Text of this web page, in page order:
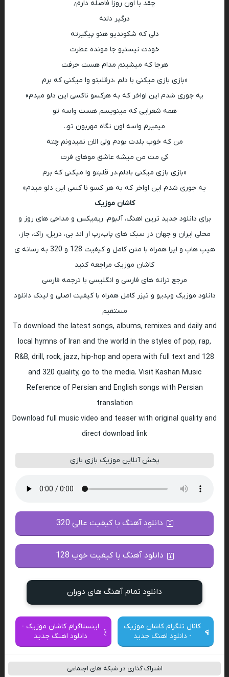
چقد با اون روزا فاصله دارم٫
درگیر دلته
دلی که شکوندیو هنو پیگیرته
خودت نیستیو جا مونده عطرت
هرجا که میشینم مدام هست حرفت
«بازی بازی میکنی با دلم ،درقلبتو وا میکنی که برم
یه جوری شدم این اواخر که به هرکسو ناکسی این دلو میدم»
همه شعرایی که مینویسم هست واسه تو
میمیرم واسه اون نگاه مهربون تو..
من که خوب بلدت بودم ولی الان نمیدونم چته
کی مث من میشه عاشق موهای فرت
«بازی بازی میکنی بادلم،در قلبتو وا میکنی که برم
یه جوری شدم این اواخر که به هر کسو نا کسی این دلو میدم»
کاشان موزیک
برای دانلود جدید ترین اهنگ، آلبوم، ریمیکس و مداحی های روز و
محلی ایران و جهان در سبک های پاپ،رپ ار اند بی، دریل، راک، جاز،
هیپ هاپ و اپرا همراه با متن کامل و کیفیت 128 و 320 به رسانه ی
کاشان موزیک مراجعه کنید
مرجع ترانه های فارسی و انگلیسی با ترجمه فارسی
دانلود موزیک ویدیو و تیزر کامل همراه با کیفیت اصلی و لینک دانلود
مستقیم
To download the latest songs, albums, remixes and daily and
local hymns of Iran and the world in the styles of pop, rap,
R&B, drill, rock, jazz, hip-hop and opera with full text and 128
and 320 quality, go to the media. Visit Kashan Music
Reference of Persian and English songs with Persian
translation
Download full music video and teaser with original quality and
direct download link
پخش آنلاین موزیک بازی بازی
دانلود آهنگ با کیفیت عالی 320
دانلود آهنگ با کیفیت خوب 128
دانلود تمام آهنگ های دوران
کانال تلگرام کاشان موزیک
- دانلود اهنگ جدید
اینستاگرام کاشان موزیک -
دانلود اهنگ جدید
اشتراک گذاری در شبکه های اجتماعی